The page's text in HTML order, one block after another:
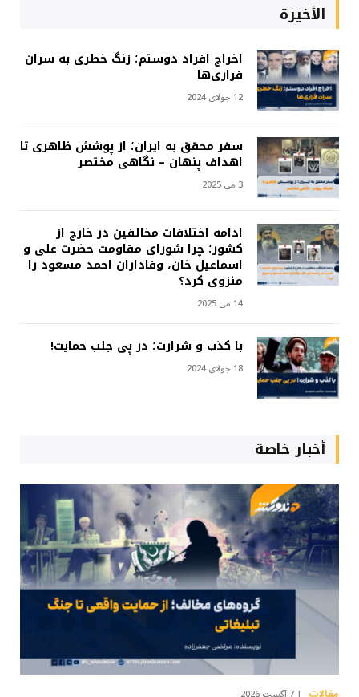
الأخيرة
اخراج افراد دوستم؛ زنگ خطری به سران
فراری‌ها
12 جولای 2024
سفر محقق به ایران؛ از پوشش ظاهری تا
اهداف پنهان – نگاهی مختصر
3 می 2025
ادامه اختلافات مخالفین در خارج از
کشور؛ چرا شورای مقاومت حضرت علی و
اسماعیل خان، وفاداران احمد مسعود را
منزوی کرد؟
14 می 2025
با کذب و شرارت؛ در پی جلب حمایت!
18 جولای 2024
أخبار خاصة